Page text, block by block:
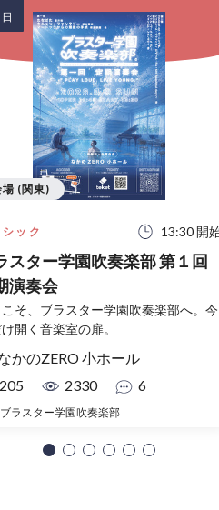
ック 13:30 開
スター学園吹奏楽部 第１回
演奏会
そ、ブラスター学園吹奏楽部へ。今
開く音楽室の扉。
かのZERO 小ホール
205
2330 6
ブラスター学園吹奏楽部
場 (関東)
日